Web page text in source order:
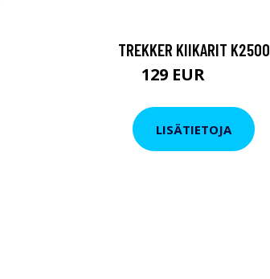
TREKKER KIIKARIT K2500
129 EUR
LISÄTIETOJA